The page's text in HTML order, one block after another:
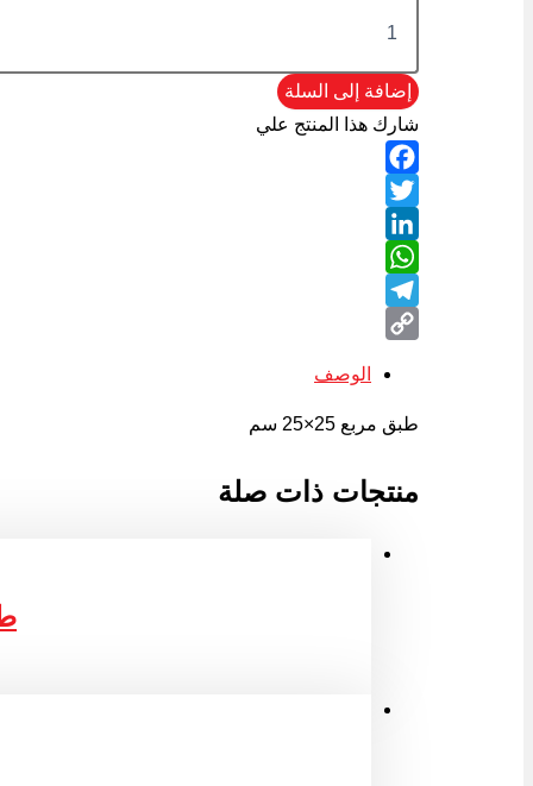
إضافة إلى السلة
شارك هذا المنتج علي
Facebook
Twitter
LinkedIn
WhatsApp
Telegram
الوصف
طبق مربع 25×25 سم
منتجات ذات صلة